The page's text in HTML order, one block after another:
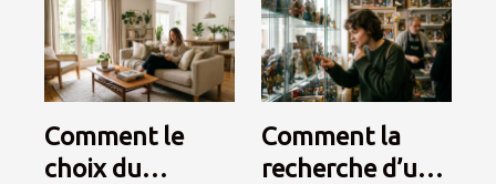
Comment le
choix du
Comment la
recherche d’une